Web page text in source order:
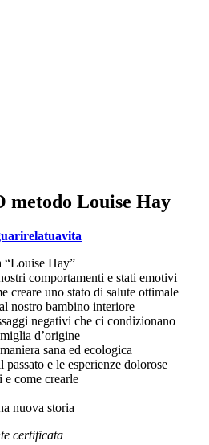
metodo Louise Hay
“Louise Hay”
comportamenti e stati emotivi
creare uno stato di salute ottimale
nostro bambino interiore
negativi che ci condizionano
d’origine
sana ed ecologica
e le esperienze dolorose
e come crearle
nuova storia
certificata